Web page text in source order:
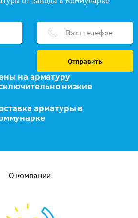
Отправить
на арматуру
низкие
арматуры в
О компании